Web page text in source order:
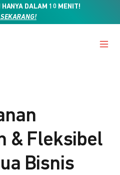
HANYA DALAM 10 MENIT!
& Fleksibel
Bisnis